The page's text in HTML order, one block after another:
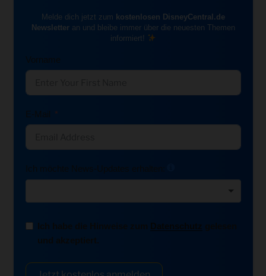
Melde dich jetzt zum kostenlosen DisneyCentral.de
Newsletteran und bleibe immer über die neuesten Themen
informiert!
Vorname
E-Mail
Ich möchte News-Updates erhalten:
Ich habe die Hinweise zum Datenschutz
und akzeptiert.